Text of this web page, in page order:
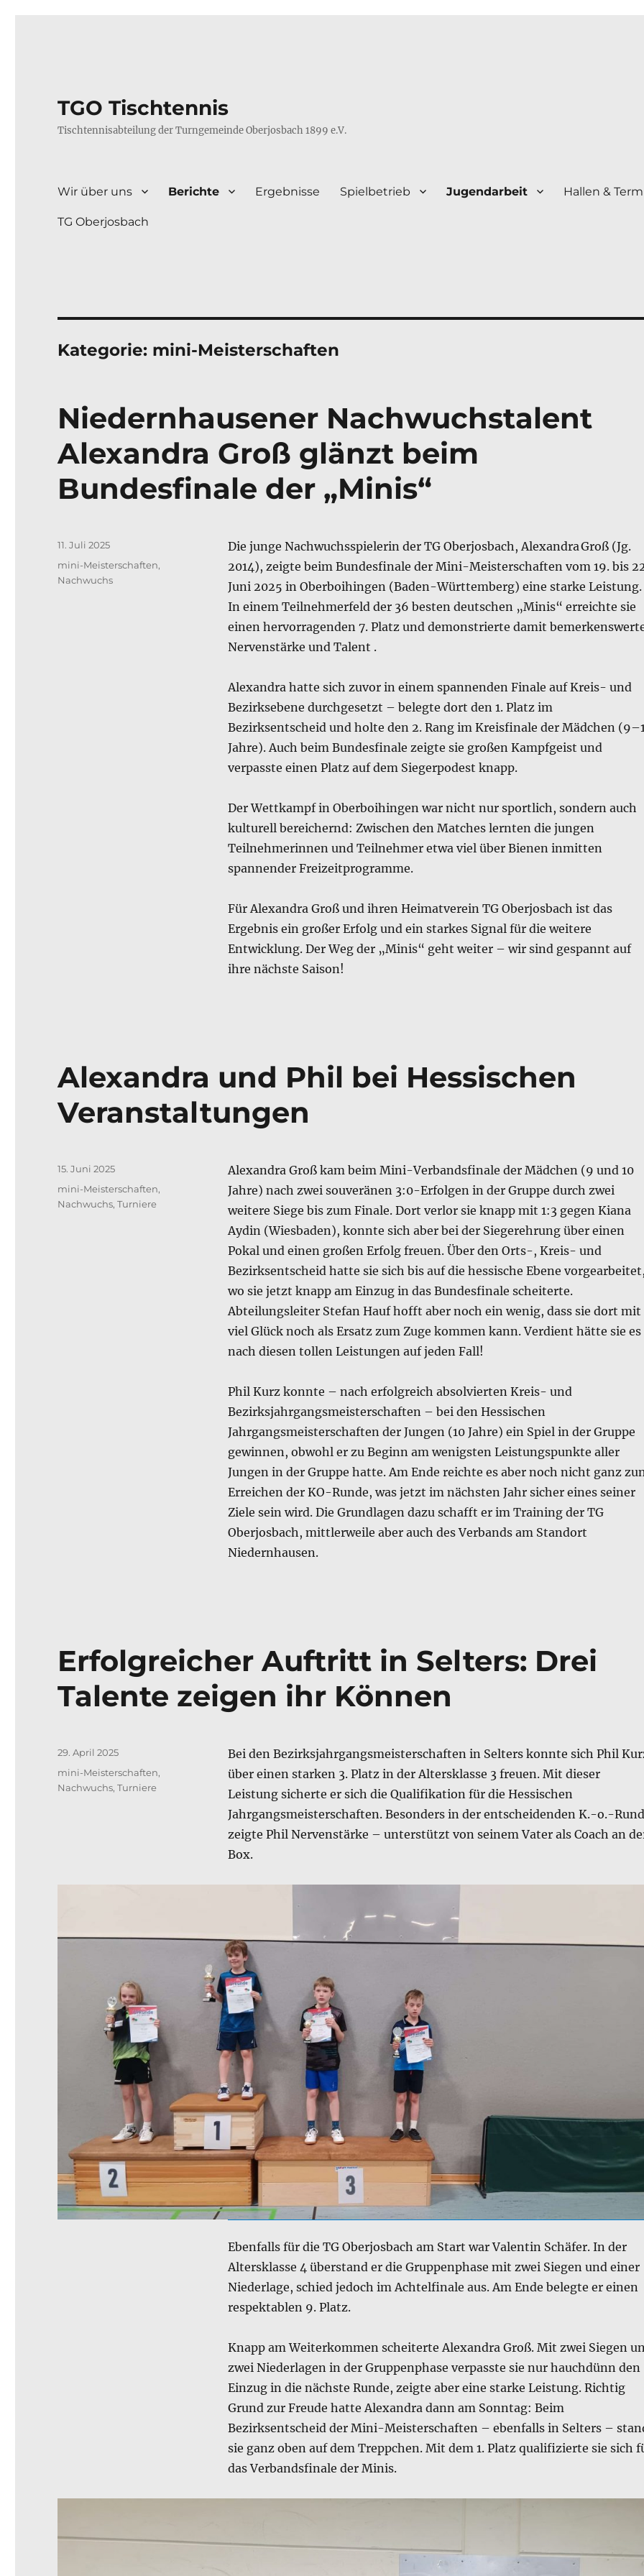
TGO Tischtennis
Tischtennisabteilung der Turngemeinde Oberjosbach 1899 e.V.
Wir über uns Berichte Ergebnisse Spielbetrieb Jugendarbeit Hallen &
TG Oberjosbach
Kategorie: mini-Meisterschaften
Niedernhausener Nachwuchstalent
Alexandra Groß glänzt beim
Bundesfinale der „Minis“
Die junge Nachwuchsspielerin der TG Oberjosbach, Alexandra Groß (Jg.
2014), zeigte beim Bundesfinale der Mini-Meisterschaften vom 19. bis
Juni 2025 in Oberboihingen (Baden-Württemberg) eine starke Leistung.
In einem Teilnehmerfeld der 36 besten deutschen „Minis“ erreichte sie
einen hervorragenden 7. Platz und demonstrierte damit
Nervenstärke und Talent .
Alexandra hatte sich zuvor in einem spannenden Finale auf Kreis- und
Bezirksebene durchgesetzt – belegte dort den 1. Platz im
Bezirksentscheid und holte den 2. Rang im Kreisfinale der Mädchen
Jahre). Auch beim Bundesfinale zeigte sie großen Kampfgeist und
verpasste einen Platz auf dem Siegerpodest knapp.
Der Wettkampf in Oberboihingen war nicht nur sportlich, sondern auch
kulturell bereichernd: Zwischen den Matches lernten die jungen
Teilnehmerinnen und Teilnehmer etwa viel über Bienen inmitten
spannender Freizeitprogramme.
Für Alexandra Groß und ihren Heimatverein TG Oberjosbach ist das
Ergebnis ein großer Erfolg und ein starkes Signal für die weitere
Entwicklung. Der Weg der „Minis“ geht weiter – wir sind gespannt auf
ihre nächste Saison!
Veröffentlicht
am
11. Juli 2025
Kategorien
mini-Meisterschaften,
Nachwuchs
Alexandra und Phil bei Hessischen
Veranstaltungen
Alexandra Groß kam beim Mini-Verbandsfinale der Mädchen (9 und 10
Jahre) nach zwei souveränen 3:0-Erfolgen in der Gruppe durch zwei
weitere Siege bis zum Finale. Dort verlor sie knapp mit 1:3 gegen Kiana
Aydin (Wiesbaden), konnte sich aber bei der Siegerehrung über einen
Pokal und einen großen Erfolg freuen. Über den Orts-, Kreis- und
Bezirksentscheid hatte sie sich bis auf die hessische Ebene
wo sie jetzt knapp am Einzug in das Bundesfinale scheiterte.
Abteilungsleiter Stefan Hauf hofft aber noch ein wenig, dass sie dort mit
viel Glück noch als Ersatz zum Zuge kommen kann. Verdient hätte sie es
nach diesen tollen Leistungen auf jeden Fall!
Phil Kurz konnte – nach erfolgreich absolvierten Kreis- und
Bezirksjahrgangsmeisterschaften – bei den Hessischen
Jahrgangsmeisterschaften der Jungen (10 Jahre) ein Spiel in der Gruppe
gewinnen, obwohl er zu Beginn am wenigsten Leistungspunkte aller
Jungen in der Gruppe hatte. Am Ende reichte es aber noch nicht ganz
Erreichen der KO-Runde, was jetzt im nächsten Jahr sicher eines seiner
Ziele sein wird. Die Grundlagen dazu schafft er im Training der TG
Oberjosbach, mittlerweile aber auch des Verbands am Standort
Niedernhausen.
Veröffentlicht
am
15. Juni 2025
Kategorien
mini-Meisterschaften,
Nachwuchs,Turniere
Erfolgreicher Auftritt in Selters: Drei
Talente zeigen ihr Können
Bei den Bezirksjahrgangsmeisterschaften in Selters konnte sich Phil
über einen starken 3. Platz in der Altersklasse 3 freuen. Mit dieser
Leistung sicherte er sich die Qualifikation für die Hessischen
Jahrgangsmeisterschaften. Besonders in der entscheidenden K.-o.-
zeigte Phil Nervenstärke – unterstützt von seinem Vater als Coach an
Box.
Ebenfalls für die TG Oberjosbach am Start war Valentin Schäfer. In der
Altersklasse 4 überstand er die Gruppenphase mit zwei Siegen und einer
Niederlage, schied jedoch im Achtelfinale aus. Am Ende belegte er einen
respektablen 9. Platz.
Knapp am Weiterkommen scheiterte Alexandra Groß. Mit zwei Siegen
zwei Niederlagen in der Gruppenphase verpasste sie nur hauchdünn den
Einzug in die nächste Runde, zeigte aber eine starke Leistung. Richtig
Grund zur Freude hatte Alexandra dann am Sonntag: Beim
Bezirksentscheid der Mini-Meisterschaften – ebenfalls in Selters –
sie ganz oben auf dem Treppchen. Mit dem 1. Platz qualifizierte sie sich
das Verbandsfinale der Minis.
Veröffentlicht
am
29. April 2025
Kategorien
mini-Meisterschaften,
Nachwuchs,Turniere